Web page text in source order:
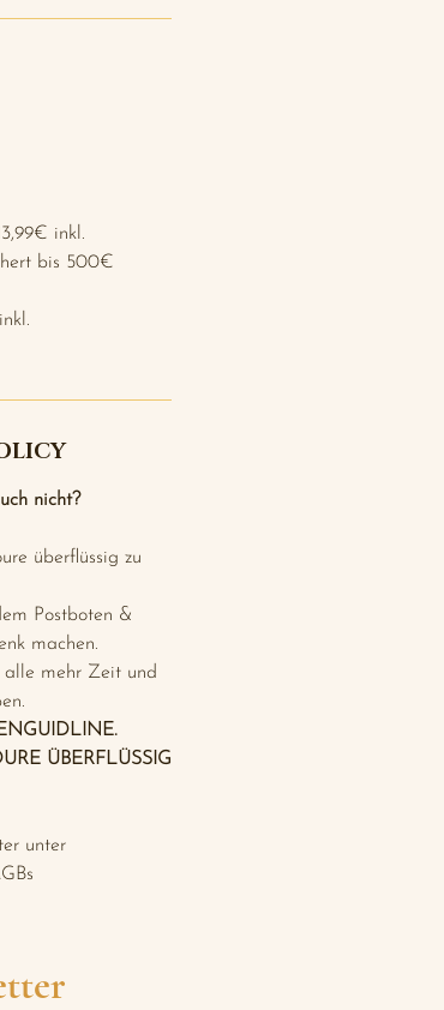
inkl.
bis 500€
nicht?
überflüssig zu
Postboten &
machen.
mehr Zeit und
ÜBERFLÜSSIG
unter